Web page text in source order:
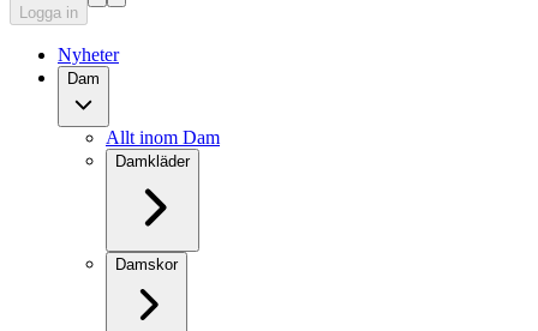
Logga in
Nyheter
Dam
Allt inom Dam
Damkläder
Damskor